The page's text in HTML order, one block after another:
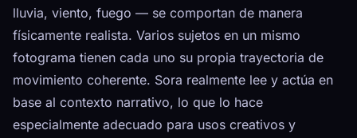
lluvia, viento, fuego — se comportan de manera
físicamente realista. Varios sujetos en un mismo
fotograma tienen cada uno su propia trayectoria de
movimiento coherente. Sora realmente lee y actúa en
base al contexto narrativo, lo que lo hace
especialmente adecuado para usos creativos y